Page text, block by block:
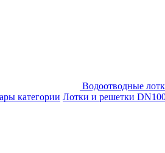
Водоотводные
категории Лотки и решетки